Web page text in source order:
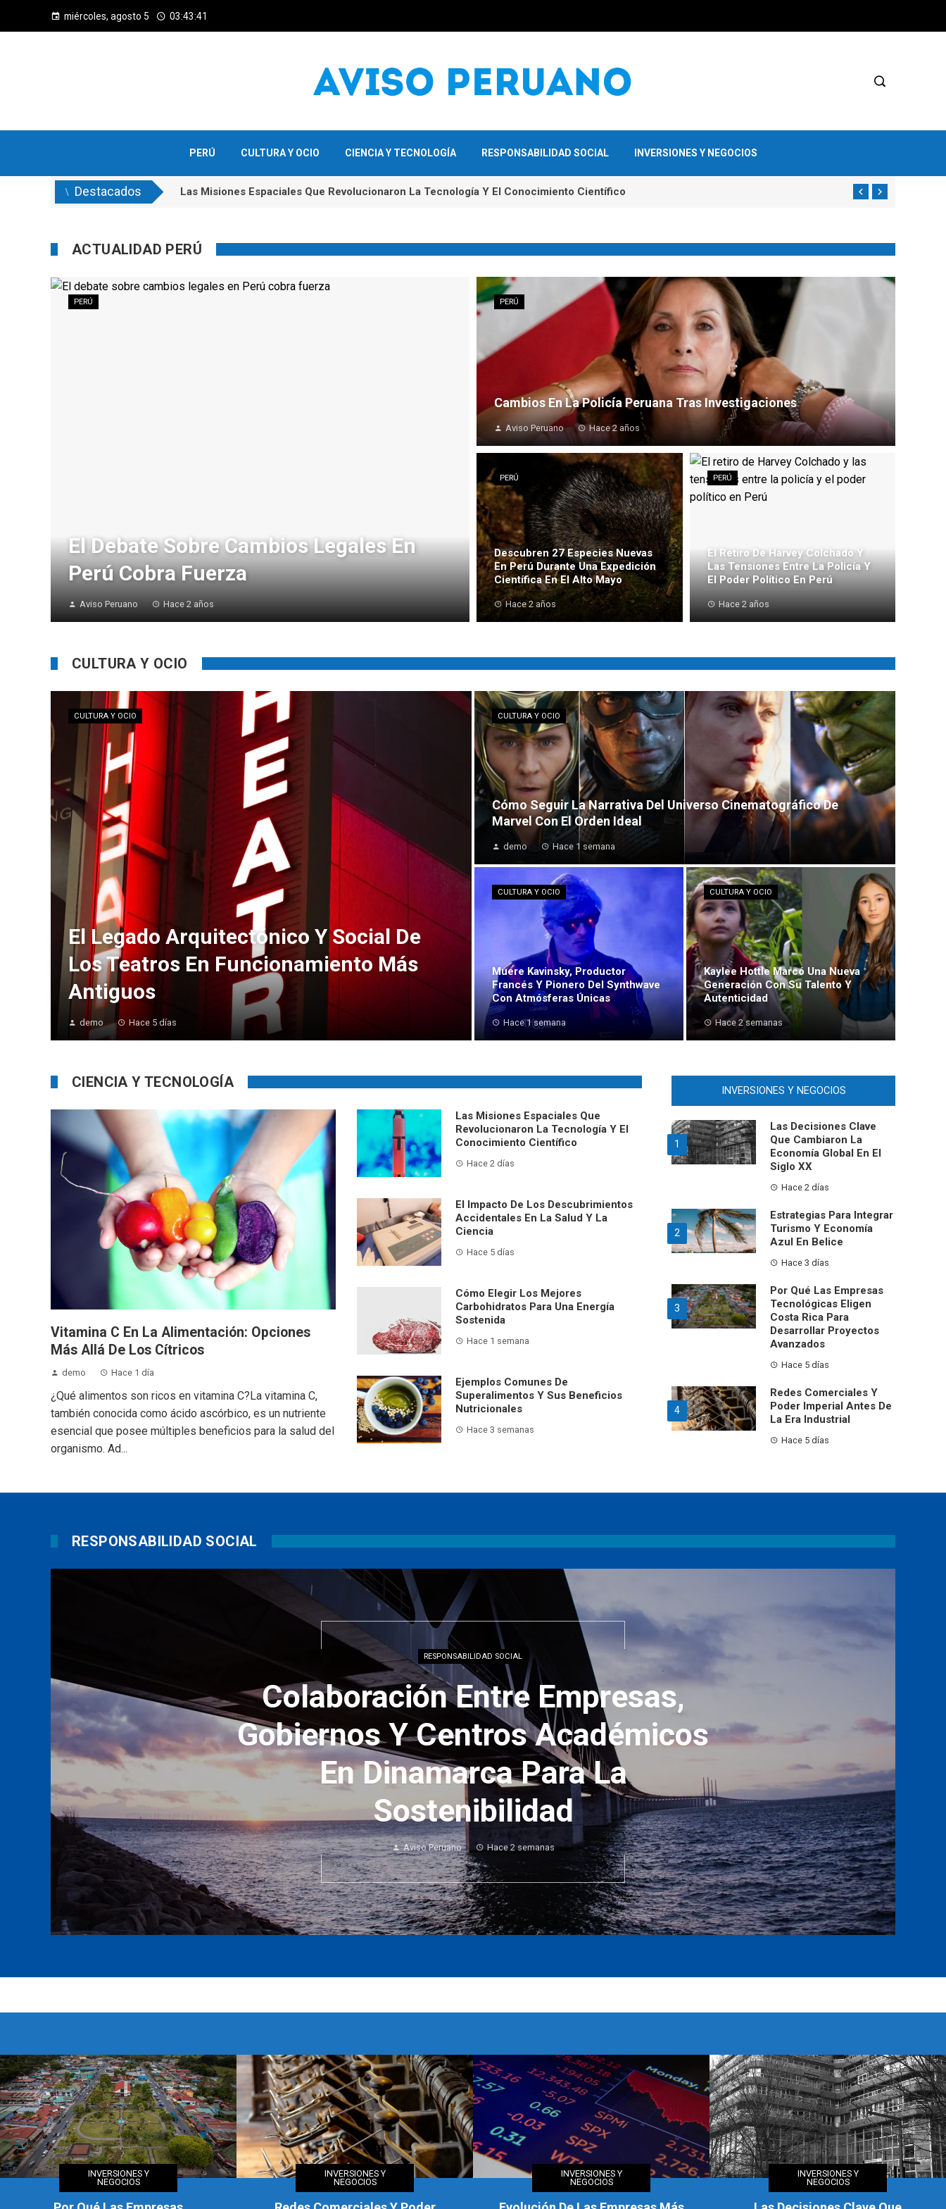
miércoles, agosto 5 03:43:42
PERÚ CULTURA Y OCIO CIENCIA Y TECNOLOGÍA RESPONSABILIDAD SOCIAL INVERSIONES Y NEGOCIOS
Destacados Las Decisiones Clave Que Cambiaron La Economía Global En El Siglo XX
ACTUALIDAD PERÚ
PERÚ
El Debate Sobre Cambios Legales En
Perú Cobra Fuerza
Aviso Peruano Hace 2 años
PERÚ
Cambios En La Policía Peruana Tras Investigaciones
Aviso Peruano Hace 2 años
PERÚ
Descubren 27 Especies Nuevas
En Perú Durante Una Expedición
Científica En El Alto Mayo
Hace 2 años
PERÚ
El Retiro De Harvey Colchado Y
Las Tensiones Entre La Policía Y
El Poder Político En Perú
Hace 2 años
CULTURA Y OCIO
CULTURA Y OCIO
El Legado Arquitectónico Y Social De
Los Teatros En Funcionamiento Más
Antiguos
demo Hace 5 días
CULTURA Y OCIO
Cómo Seguir La Narrativa Del Universo Cinematográfico De
Marvel Con El Orden Ideal
demo Hace 1 semana
CULTURA Y OCIO
Muere Kavinsky, Productor
Francés Y Pionero Del Synthwave
Con Atmósferas Únicas
Hace 1 semana
CULTURA Y OCIO
Kaylee Hottle Marcó Una Nueva
Generación Con Su Talento Y
Autenticidad
Hace 2 semanas
CIENCIA Y TECNOLOGÍA
Vitamina C En La Alimentación: Opciones
Más Allá De Los Cítricos
demo Hace 1 día
¿Qué alimentos son ricos en vitamina C?La vitamina C,
también conocida como ácido ascórbico, es un nutriente
esencial que posee múltiples beneficios para la salud del
organismo. Ad...
Las Misiones Espaciales Que
Revolucionaron La Tecnología Y El
Conocimiento Científico
Hace 2 días
El Impacto De Los Descubrimientos
Accidentales En La Salud Y La
Ciencia
Hace 5 días
Cómo Elegir Los Mejores
Carbohidratos Para Una Energía
Sostenida
Hace 1 semana
Ejemplos Comunes De
Superalimentos Y Sus Beneficios
Nutricionales
Hace 3 semanas
INVERSIONES Y NEGOCIOS
1
Las Decisiones Clave
Que Cambiaron La
Economía Global En El
Siglo XX
Hace 2 días
2
Estrategias Para Integrar
Turismo Y Economía
Azul En Belice
Hace 3 días
3
Por Qué Las Empresas
Tecnológicas Eligen
Costa Rica Para
Desarrollar Proyectos
Avanzados
Hace 5 días
4
Redes Comerciales Y
Poder Imperial Antes De
La Era Industrial
Hace 5 días
RESPONSABILIDAD SOCIAL
RESPONSABILIDAD SOCIAL
Proyectos De Agua Sostenibles En
Bolivia Con Consulta Previa Y
Articulación Multisectorial
demo
INVERSIONES Y
NEGOCIOS
INVERSIONES Y
NEGOCIOS
INVERSIONES Y
NEGOCIOS
INVERSIONES Y
NEGOCIOS